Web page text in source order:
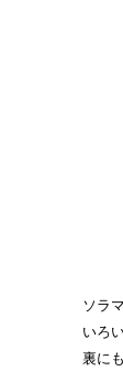
ソラ
いろ
裏に